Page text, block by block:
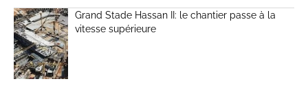
Grand Stade Hassan II: le chantier passe à la
vitesse supérieure